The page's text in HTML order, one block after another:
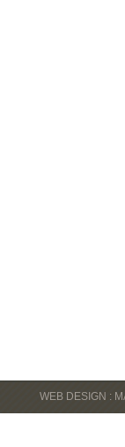
WEB DESIGN :